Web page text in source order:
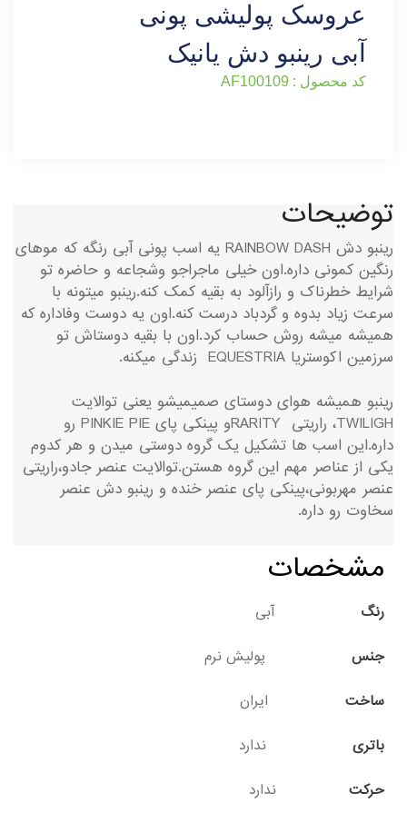
عروسک پولیشی پونی
آبی رینبو دش یانیک
کد محصول : AF100109
توضیحات
رینبو دش RAINBOW DASH یه اسب پونی آبی رنگه که موهای
رنگین کمونی داره.اون خیلی ماجراجو وشجاعه و حاضره تو
شرایط خطرناک و رازآلود به بقیه کمک کنه.رینبو میتونه با
سرعت زیاد بدوه و گردباد درست کنه.اون یه دوست وفاداره که
همیشه میشه روش حساب کرد.اون با بقیه دوستاش تو
سرزمین اکوستریا EQUESTRIA زندگی میکنه.
رینبو همیشه هوای دوستای صمیمیشو یعنی توالایت
TWILIGH، راریتی RARITYو پینکی پای PINKIE PIE رو
داره.این اسب ها تشکیل یک گروه دوستی میدن و هر کدوم
یکی از عناصر مهم این گروه هستن.توالایت عنصر جادو،راریتی
عنصر مهربونی،پینکی پای عنصر خنده و رینبو دش عنصر
سخاوت رو داره.
مشخصات
رنگ آبی
جنس پولیش نرم
ساخت ایران
باتری ندارد
حرکت ندارد